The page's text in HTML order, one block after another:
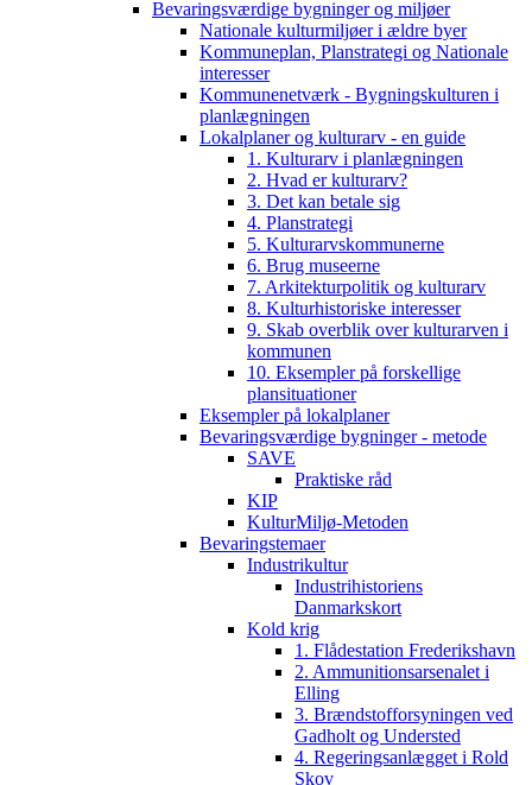
Bevaringsværdige bygninger og miljøer
Nationale kulturmiljøer i ældre byer
Kommuneplan, Planstrategi og Nationale
interesser
Kommunenetværk - Bygningskulturen i
planlægningen
Lokalplaner og kulturarv - en guide
1. Kulturarv i planlægningen
2. Hvad er kulturarv?
3. Det kan betale sig
4. Planstrategi
5. Kulturarvskommunerne
6. Brug museerne
7. Arkitekturpolitik og kulturarv
8. Kulturhistoriske interesser
9. Skab overblik over kulturarven i
kommunen
10. Eksempler på forskellige
plansituationer
Eksempler på lokalplaner
Bevaringsværdige bygninger - metode
SAVE
Praktiske råd
KIP
KulturMiljø-Metoden
Bevaringstemaer
Industrikultur
Industrihistoriens
Danmarkskort
Kold krig
1. Flådestation Frederikshavn
2. Ammunitionsarsenalet i
Elling
3. Brændstofforsyningen ved
Gadholt og Understed
4. Regeringsanlægget i Rold
Skov